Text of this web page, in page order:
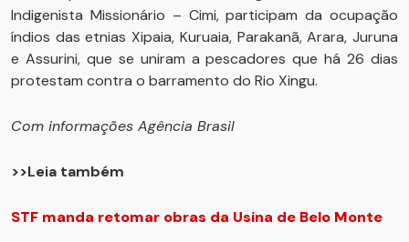
Indigenista Missionário – Cimi, participam da ocupação
índios das etnias Xipaia, Kuruaia, Parakanã, Arara, Juruna
e Assurini, que se uniram a pescadores que há 26 dias
protestam contra o barramento do Rio Xingu.
Com informações Agência Brasil
>>Leia também
STF manda retomar obras da Usina de Belo Monte